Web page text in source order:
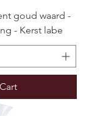
goud waard -
- Kerst labe